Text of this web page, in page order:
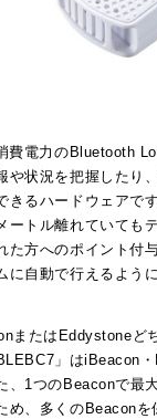
費電力のBluetooth
や状況を把握したり
きるハードウェアで
ートル離れていても
た方へのポイント付
に自動で行えるよう
またはEddystoneど
」はiBeacon
、1つのBeaconで最
め、多くのBeaconを